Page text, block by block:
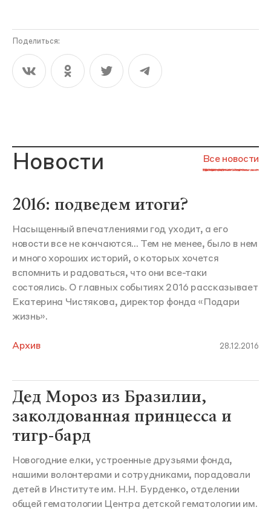
Поделиться:
Новости Все новости
2016: подведем итоги?
Насыщенный впечатлениями год уходит, а его
новости все не кончаются... Тем не менее, было в нем
и много хороших историй, о которых хочется
вспомнить и радоваться, что они все-таки
состоялись. О главных событиях 2016 рассказывает
Екатерина Чистякова, директор фонда «Подари
жизнь».
Архив 28.12.2016
Дед Мороз из Бразилии,
заколдованная принцесса и
тигр-бард
Новогодние елки, устроенные друзьями фонда,
нашими волонтерами и сотрудниками, порадовали
детей в Институте им. Н.Н. Бурденко, отделении
общей гематологии Центра детской гематологии им.